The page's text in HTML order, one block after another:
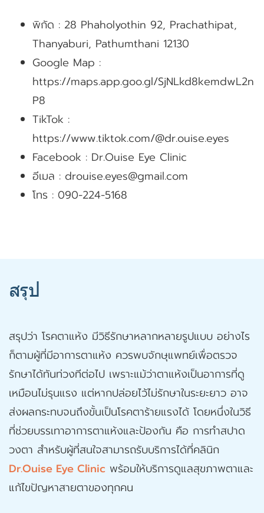
พิกัด : 28 Phaholyothin 92, Prachathipat,
Thanyaburi, Pathumthani 12130
Google Map :
https://maps.app.goo.gl/SjNLkd8kemdwL2n
P8
TikTok :
https://www.tiktok.com/@dr.ouise.eyes
Facebook : Dr.Ouise Eye Clinic
อีเมล : drouise.eyes@gmail.com
โทร : 090-224-5168
สรุป
สรุปว่า โรคตาแห้ง มีวิธีรักษาหลากหลายรูปแบบ อย่างไร
ก็ตามผู้ที่มีอาการตาแห้ง ควรพบจักษุแพทย์เพื่อตรวจ
รักษาได้ทันท่วงทีต่อไป เพราะแม้ว่าตาแห้งเป็นอาการที่ดู
เหมือนไม่รุนแรง แต่หากปล่อยไว้ไม่รักษาในระยะยาว อาจ
ส่งผลกระทบจนถึงขั้นเป็นโรคตาร้ายแรงได้ โดยหนึ่งในวิธี
ที่ช่วยบรรเทาอาการตาแห้งและป้องกัน คือ การทำสปาด
วงตา สำหรับผู้ที่สนใจสามารถรับบริการได้ที่คลินิก
Dr.Ouise Eye Clinic พร้อมให้บริการดูแลสุขภาพตาและ
แก้ไขปัญหาสายตาของทุกคน